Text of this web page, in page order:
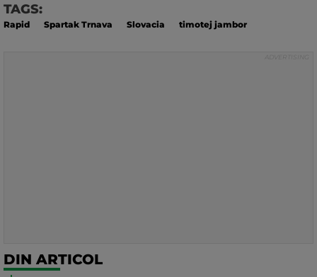
TAGS:
Rapid Spartak Trnava Slovacia timotej jambor
DIN ARTICOL